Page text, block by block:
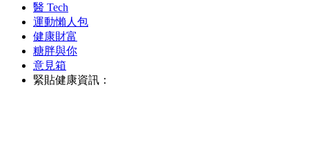
醫 Tech
運動懶人包
健康財富
糖胖與你
意見箱
緊貼健康資訊：